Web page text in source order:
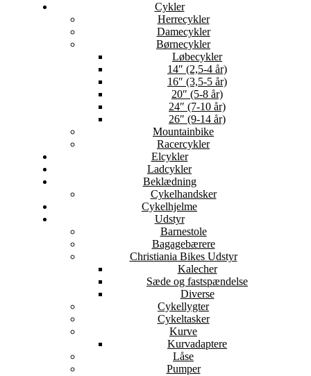
Cykler
Herrecykler
Damecykler
Børnecykler
Løbecykler
14″ (2,5-4 år)
16″ (3,5-5 år)
20″ (5-8 år)
24″ (7-10 år)
26″ (9-14 år)
Mountainbike
Racercykler
Elcykler
Ladcykler
Beklædning
Cykelhandsker
Cykelhjelme
Udstyr
Barnestole
Bagagebærere
Christiania Bikes Udstyr
Kalecher
Sæde og fastspændelse
Diverse
Cykellygter
Cykeltasker
Kurve
Kurvadaptere
Låse
Pumper